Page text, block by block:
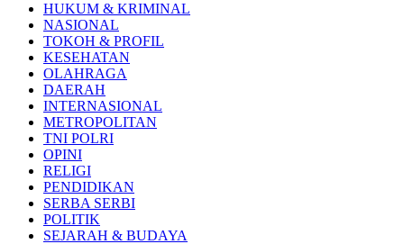
HUKUM & KRIMINAL
NASIONAL
TOKOH & PROFIL
KESEHATAN
OLAHRAGA
DAERAH
INTERNASIONAL
METROPOLITAN
TNI POLRI
OPINI
RELIGI
PENDIDIKAN
SERBA SERBI
POLITIK
SEJARAH & BUDAYA